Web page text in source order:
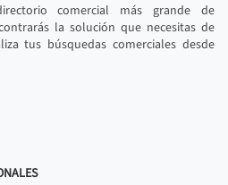
comercial más grande de
la solución que necesitas de
tus búsquedas comerciales desde